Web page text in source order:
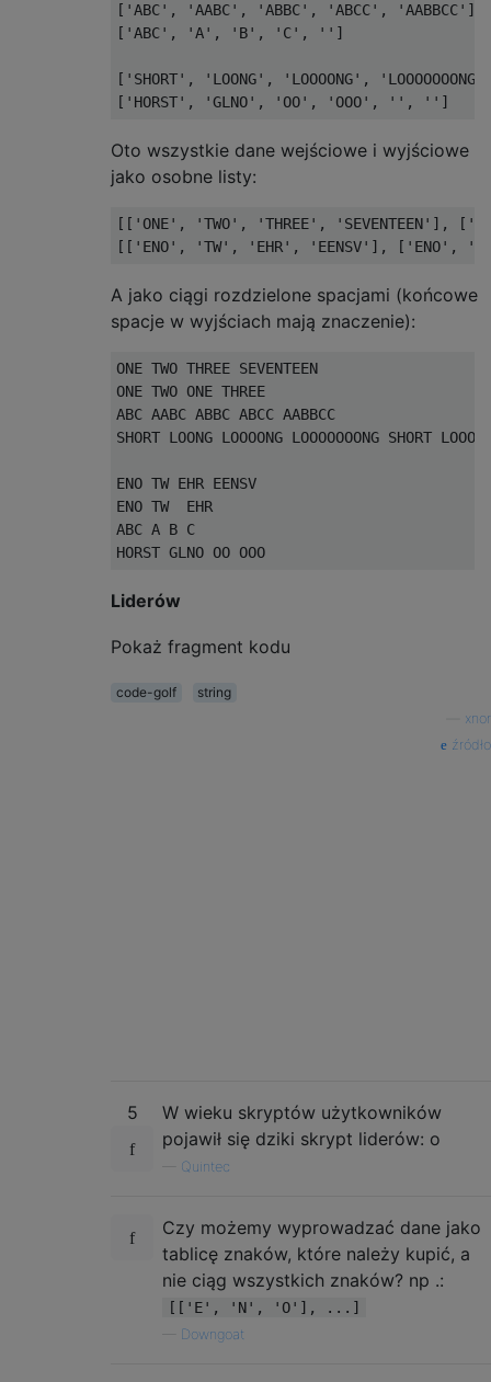
['ABC', 'AABC', 'ABBC', 'ABCC', 'AABBCC']
['ABC', 'A', 'B', 'C', '']
['SHORT', 'LOONG', 'LOOOONG',
Oto wszystkie dane wejściowe i wyjściowe
jako osobne listy:
[['ONE', 'TWO', 'THREE', 'SEVENTEEN'],
A jako ciągi rozdzielone spacjami (końcowe
spacje w wyjściach mają znaczenie):
ONE TWO THREE SEVENTEEN
ONE TWO ONE THREE
ABC AABC ABBC ABCC AABBCC
SHORT LOONG LOOOONG LOOOOOOONG SHORT
ENO TW EHR EENSV
ENO TW  EHR
ABC A B C
Liderów
Pokaż fragment kodu
code-golf
string
xnor
źródło
5
W wieku skryptów użytkowników
pojawił się dziki skrypt liderów: o
Quintec
Czy możemy wyprowadzać dane jako
tablicę znaków, które należy kupić, a
nie ciąg wszystkich znaków? np .:
[['E', 'N', 'O'], ...]
Downgoat